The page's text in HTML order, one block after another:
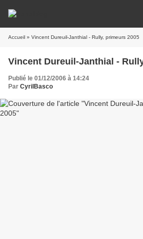
Accueil » Vincent Dureuil-Janthial - Rully, primeurs 2005
Vincent Dureuil-Janthial -
Publié le 01/12/2006 à 14:24
Par CyrilBasco